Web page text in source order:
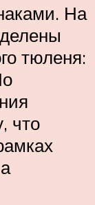
На
тюленя:
что